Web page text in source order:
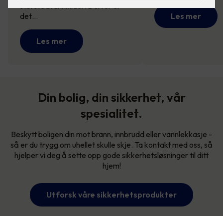
største brannkilder. Derfor er
det…
Les mer
Les mer
Din bolig, din sikkerhet, vår
spesialitet.
Beskytt boligen din mot brann, innbrudd eller vannlekkasje -
så er du trygg om uhellet skulle skje. Ta kontakt med oss, så
hjelper vi deg å sette opp gode sikkerhetsløsninger til ditt
hjem!
Utforsk våre sikkerhetsprodukter